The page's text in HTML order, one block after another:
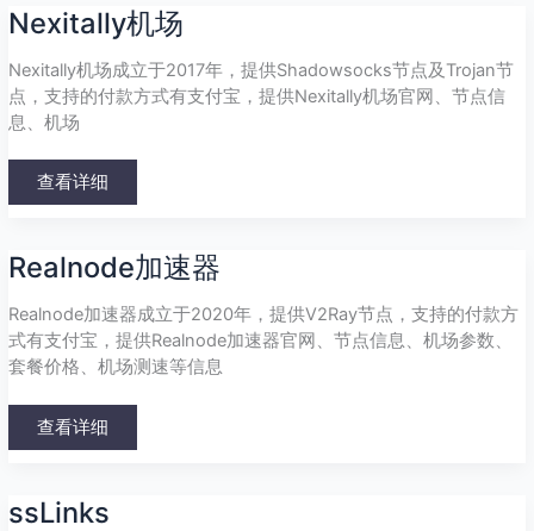
Nexitally机场
Nexitally机场成立于2017年，提供Shadowsocks节点及Trojan节
点，支持的付款方式有支付宝，提供Nexitally机场官网、节点信
息、机场
Nexitally
机
查看详细
Realnode加速器
Realnode加速器成立于2020年，提供V2Ray节点，支持的付款方
式有支付宝，提供Realnode加速器官网、节点信息、机场参数、
套餐价格、机场测速等信息
Realnode
加
器
查看详细
ssLinks
ssLinks